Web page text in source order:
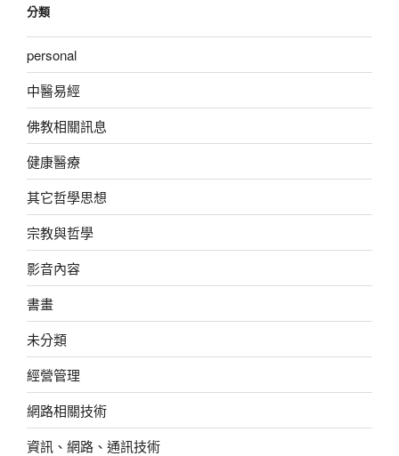
分類
personal
中醫易經
佛教相關訊息
健康醫療
其它哲學思想
宗教與哲學
影音內容
書畫
未分類
經營管理
網路相關技術
資訊、網路、通訊技術